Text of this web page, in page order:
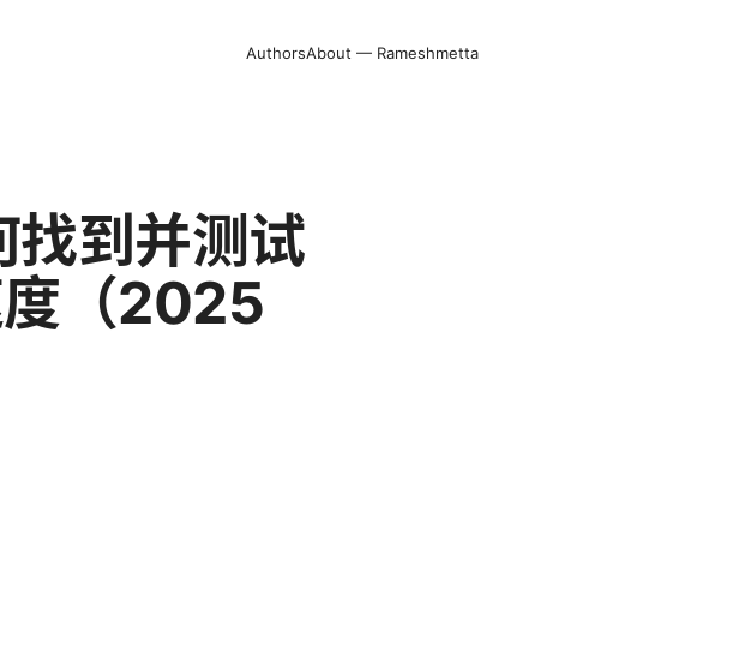
AuthorsAbout — Rameshmetta
到并测试
（2025